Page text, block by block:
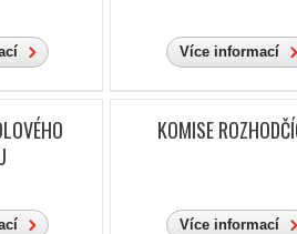
Více informací
KOMISE
Více informací